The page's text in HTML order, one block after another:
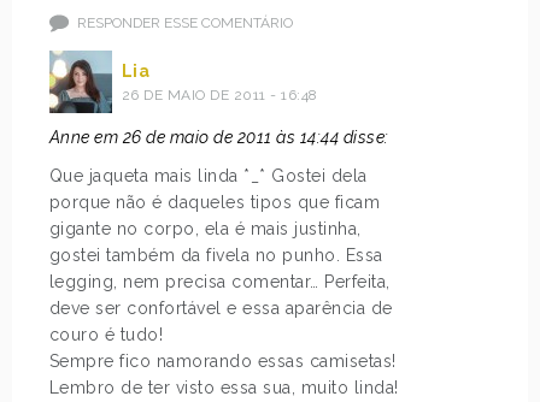
RESPONDER ESSE COMENTÁRIO
Lia
26 DE MAIO DE 2011 - 16:48
Anne em 26 de maio de 2011 às 14:44 disse:
Que jaqueta mais linda *_* Gostei dela
porque não é daqueles tipos que ficam
gigante no corpo, ela é mais justinha,
gostei também da fivela no punho. Essa
legging, nem precisa comentar… Perfeita,
deve ser confortável e essa aparência de
couro é tudo!
Sempre fico namorando essas camisetas!
Lembro de ter visto essa sua, muito linda!